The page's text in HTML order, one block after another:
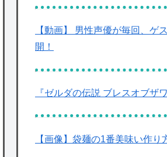
【動画】 男性声優が毎回、ゲ
開！
『ゼルダの伝説 ブレスオブザ
【画像】袋麺の1番美味い作